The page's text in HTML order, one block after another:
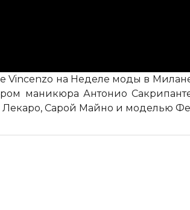
Vincenzo на Неделе моды в
маникюра Антонио
Сарой Майно и моделью